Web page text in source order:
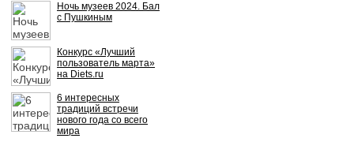
Ночь музеев 2024. Бал
с Пушкиным
Конкурс «Лучший
пользователь марта»
на Diets.ru
6 интересных
традиций встречи
нового года со всего
мира